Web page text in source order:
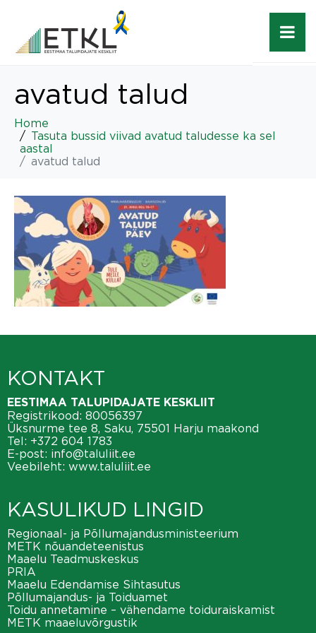
avatud talud
Home
Tasuta bussid viivad avatud taludesse ka sel
aastal
avatud talud
KONTAKT
EESTIMAA TALUPIDAJATE KESKLIIT
Registrikood: 80056397
Üksnurme tee 8, Saku, 75501 Harju maakond
Tel: +372 604 1783
E-post: info@taluliit.ee
Veebileht: www.taluliit.ee
KASULIKUD LINGID
Regionaal- ja Põllumajandusministeerium
METK nõuandeteenistus
Maaelu Teadmuskeskus
PRIA
Maaelu Edendamise Sihtasutus
Põllumajandus- ja Toiduamet
Toidu annetamine – vähendame toiduraiskamist
METK maaeluvõrgustik